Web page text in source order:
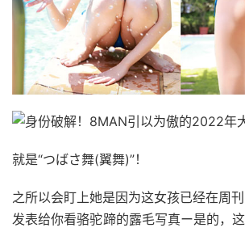
就是“つばさ舞(翼舞)”！
之所以会盯上她是因为这女孩已经在周
发表给你看骆驼蹄的露毛写真ー是的，